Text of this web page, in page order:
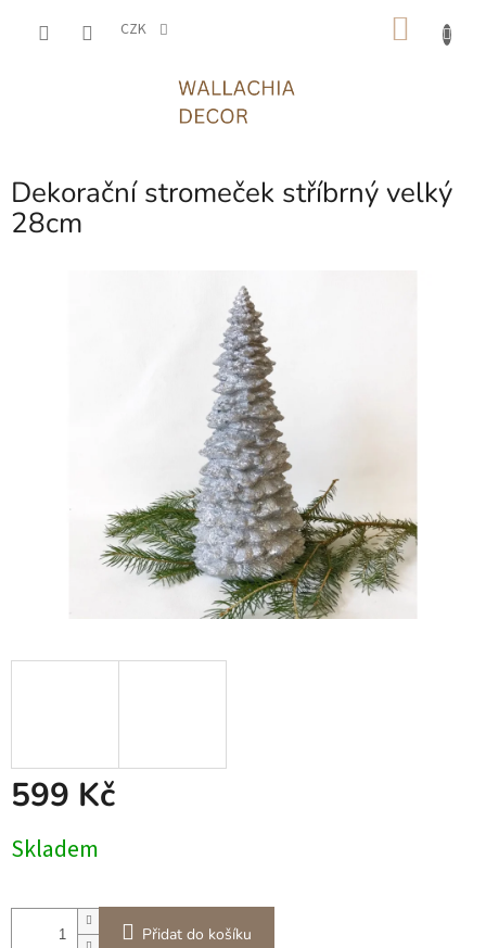
CZK
Dekorační stromeček stříbrný velký
28cm
599 Kč
cena:
Skladem
Přidat do košíku